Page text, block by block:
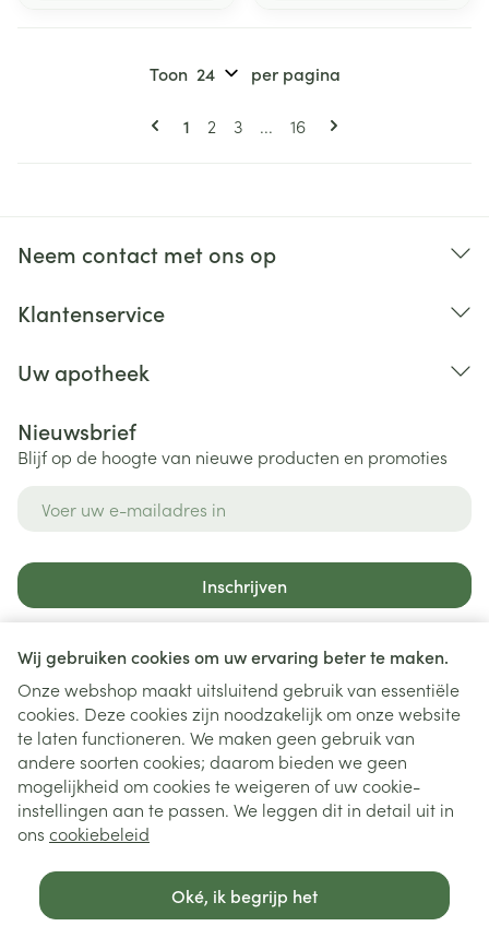
Wij gebruiken cookies om uw ervaring beter te maken.
Onze webshop maakt uitsluitend gebruik van essentiële
cookies. Deze cookies zijn noodzakelijk om onze website
te laten functioneren. We maken geen gebruik van
andere soorten cookies; daarom bieden we geen
mogelijkheid om cookies te weigeren of uw cookie-
instellingen aan te passen. We leggen dit in detail uit in
ons cookiebeleid
Oké, ik begrijp het
Pagina's
U lees momenteel pagina
1 Pagina
2 Pagina
3 ... Pagina
16
Toon per pagina
Neem contact met ons op
Klantenservice
Uw apotheek
Nieuwsbrief
Blijf op de hoogte van nieuwe producten en promoties
Inschrijven
nieuwsbrief en gaat u akkoord met onzeprivacy policy.
Juridische links